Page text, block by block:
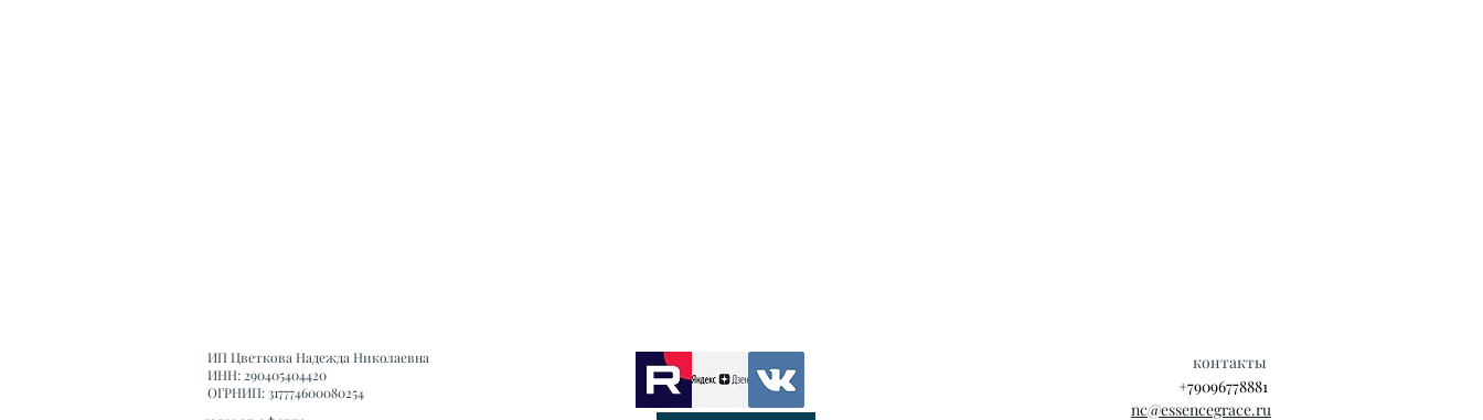
ИП Цветкова Надежда Николаевна
ИНН: 290405404420
ОГРНИП: 317774600080254
контакты
+79096778881
nc@essencegrace.ru